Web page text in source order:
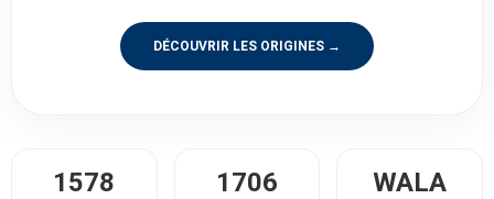
DÉCOUVRIR LES ORIGINES →
1578 1706 WALA